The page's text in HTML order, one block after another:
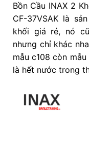
Bồn Cầu INAX 2
CF-37VSAK là
khối giá rẻ, nó
nhưng chỉ khác
mẫu c108 còn
là hết nước trong